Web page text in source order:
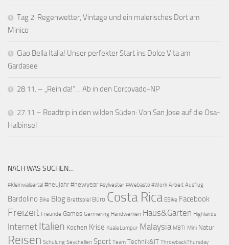
Tag 2: Regenwetter, Vintage und ein malerisches Dort am
Minico
Ciao Bella Italia! Unser perfekter Start ins Dolce Vita am
Gardasee
28.11. – „Rein da!“… Ab in den Corcovado-NP
27.11 – Roadtrip in den wilden Süden: Von San Jose auf die Osa-
Halbinsel
NACH WAS SUCHEN…
#Kleinwalsertal #neujahr #newyear #sylvester #Webasto #Work Arbeit Ausflug
Bardolino Bike Blog Brettspiel Büro Costa Rica EBike Facebook
Freizeit Freunde Games Germering Handwerken Haus&Garten Highlands
Internet Italien Kochen Krise Kuala Lumpur Malaysia MBTI Mini Natur
Reisen Schulung Seychellen Sport Team Technik&IT ThrowbackThursday